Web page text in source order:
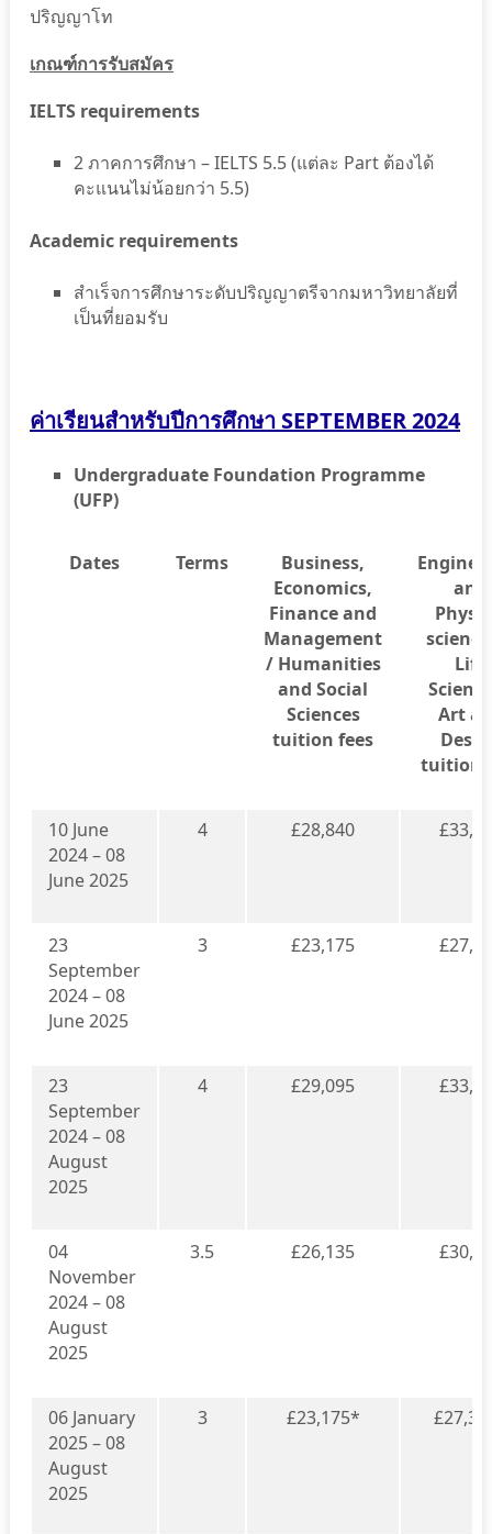
ปริญญาโท
เกณฑ์การรับสมัคร
IELTS requirements
2 ภาคการศึกษา – IELTS 5.5 (แต่ละ Part ต้องได้
คะแนนไม่น้อยกว่า 5.5)
Academic requirements
สําเร็จการศึกษาระดับปริญญาตรีจากมหาวิทยาลัยที่
เป็นที่ยอมรับ
ค่าเรียนสำหรับปีการศึกษา SEPTEMBER 2024
Undergraduate Foundation Programme
(UFP)
Dates Terms
Business,
Economics,
Finance and
Management
/ Humanities
and Social
Sciences
tuition fees
and
Life
Art
tuition
10 June
2024 – 08
June 2025
4 £28,840
23
September
2024 – 08
June 2025
3 £23,175
23
September
2024 – 08
August
2025
4 £29,095
04
November
2024 – 08
August
2025
3.5 £26,135
06 January
2025 – 08
August
2025
3 £23,175*